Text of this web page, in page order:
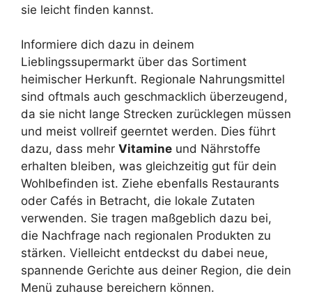
sie leicht finden kannst.
Informiere dich dazu in deinem
Lieblingssupermarkt über das Sortiment
heimischer Herkunft. Regionale Nahrungsmittel
sind oftmals auch geschmacklich überzeugend,
da sie nicht lange Strecken zurücklegen müssen
und meist vollreif geerntet werden. Dies führt
dazu, dass mehr Vitamine und Nährstoffe
erhalten bleiben, was gleichzeitig gut für dein
Wohlbefinden ist. Ziehe ebenfalls Restaurants
oder Cafés in Betracht, die lokale Zutaten
verwenden. Sie tragen maßgeblich dazu bei,
die Nachfrage nach regionalen Produkten zu
stärken. Vielleicht entdeckst du dabei neue,
spannende Gerichte aus deiner Region, die dein
Menü zuhause bereichern können.